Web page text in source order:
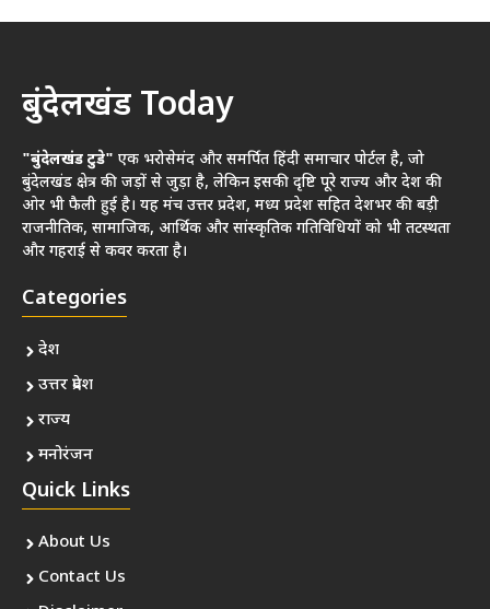
बुंदेलखंड Today
"बुंदेलखंड टुडे" एक भरोसेमंद और समर्पित हिंदी समाचार पोर्टल है, जो
बुंदेलखंड क्षेत्र की जड़ों से जुड़ा है, लेकिन इसकी दृष्टि पूरे राज्य और देश की
ओर भी फैली हुई है। यह मंच उत्तर प्रदेश, मध्य प्रदेश सहित देशभर की बड़ी
राजनीतिक, सामाजिक, आर्थिक और सांस्कृतिक गतिविधियों को भी तटस्थता
और गहराई से कवर करता है।
Categories
देश
उत्तर प्रदेश
राज्य
मनोरंजन
Quick Links
About Us
Contact Us